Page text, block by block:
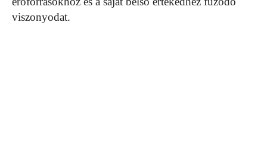
viszonyodat.